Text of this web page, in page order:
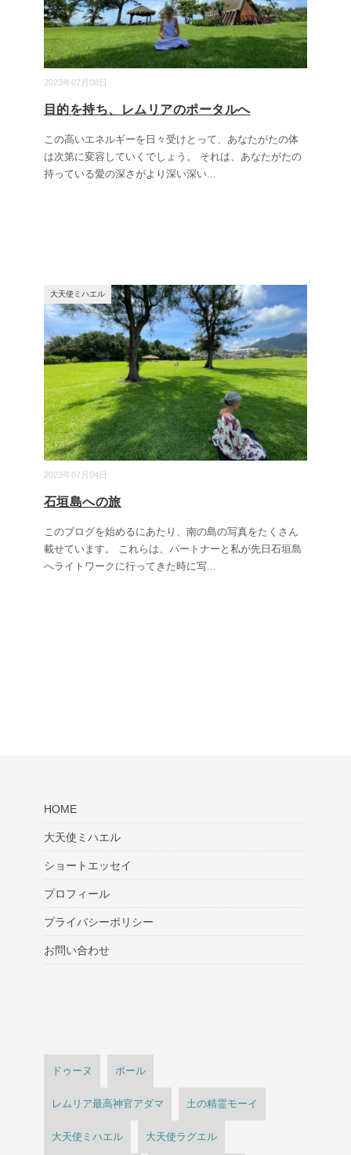
2023年07月08日
目的を持ち、レムリアのポータルへ
この高いエネルギーを日々受けとって、あなたがたの体
は次第に変容していくでしょう。 それは、あなたがたの
持っている愛の深さがより深い深い...
2023年07月04日
大天使ミハエル
石垣島への旅
このブログを始めるにあたり、南の島の写真をたくさん
載せています。 これらは、パートナーと私が先日石垣島
へライトワークに行ってきた時に写...
HOME
大天使ミハエル
ショートエッセイ
プロフィール
プライバシーポリシー
お問い合わせ
ドゥーヌ ポール
レムリア最高神官アダマ 土の精霊モーイ
大天使ミハエル 大天使ラグエル